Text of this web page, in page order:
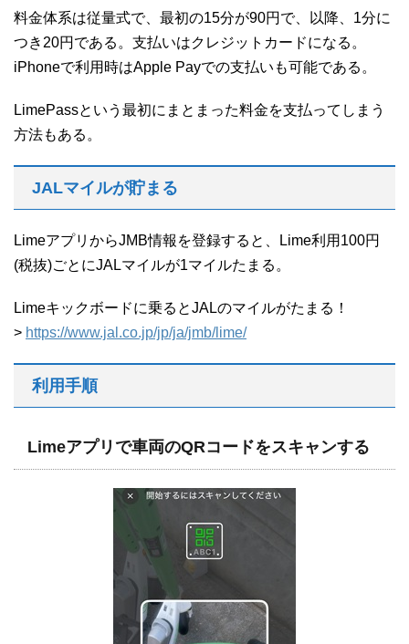
料金体系は従量式で、最初の15分が90円で、以降、1分に
つき20円である。支払いはクレジットカードになる。
iPhoneで利用時はApple Payでの支払いも可能である。
LimePassという最初にまとまった料金を支払ってしまう
方法もある。
JALマイルが貯まる
LimeアプリからJMB情報を登録すると、Lime利用100円
(税抜)ごとにJALマイルが1マイルたまる。
Limeキックボードに乗るとJALのマイルがたまる！
> https://www.jal.co.jp/jp/ja/jmb/lime/
利用手順
Limeアプリで車両のQRコードをスキャンする